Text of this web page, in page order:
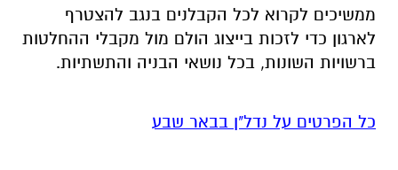
כל הפרטים על נדל"ן בבאר שבע